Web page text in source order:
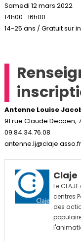
Samedi 12 mars 2022
14h00- 16h00
14-25 ans / Gratuit sur
Antenne Louise
91 rue Claude Decaen,
09.84.34.76.08
antenne.lj@claje.asso.fr
Claje
Le
centres
des